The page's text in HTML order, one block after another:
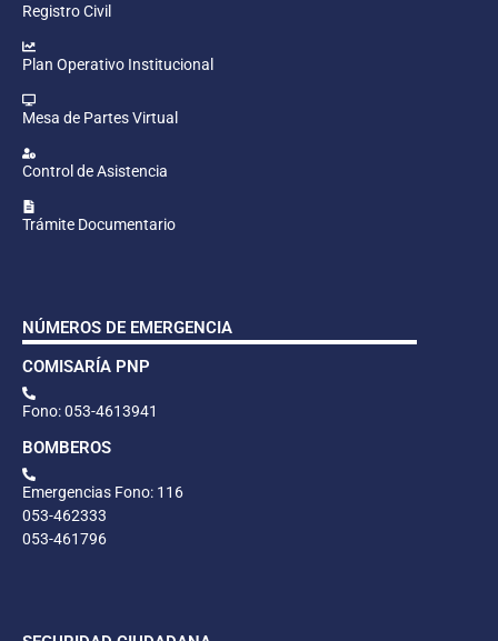
Registro Civil
Plan Operativo Institucional
Mesa de Partes Virtual
Control de Asistencia
Trámite Documentario
NÚMEROS DE EMERGENCIA
COMISARÍA PNP
Fono: 053-4613941
BOMBEROS
Emergencias Fono: 116
053-462333
053-461796